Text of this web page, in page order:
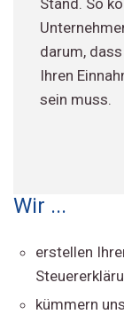
Stand. So
darum,
Ihren
sein muss.
Wir ...
erstellen
kümmern